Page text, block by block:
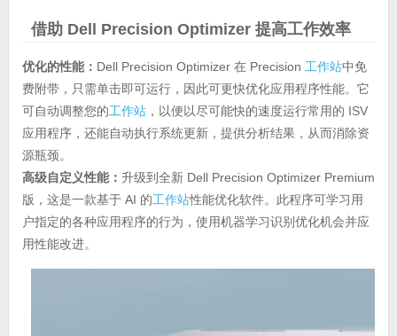
借助 Dell Precision Optimizer 提高工作效率
优化的性能： Dell Precision Optimizer 在 Precision 工作站中免
费附带，只需单击即可运行，因此可更快优化应用程序性能。它
可自动调整您的工作站，以便以尽可能快的速度运行常用的 ISV
应用程序，还能自动执行系统更新，提供分析结果，从而消除资
源瓶颈。
高级自定义性能： 升级到全新 Dell Precision Optimizer Premium
版，这是一款基于 AI 的工作站性能优化软件。此程序可学习用
户指定的各种应用程序的行为，使用机器学习识别优化机会并应
用性能改进。